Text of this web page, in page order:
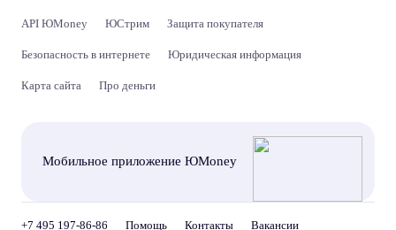
API ЮMoney ЮСтрим Защита покупателя
Безопасность в интернете Юридическая информация
Карта сайта Про деньги
Мобильное приложение ЮMoney
+7 495 197-86-86 Помощь Контакты Вакансии